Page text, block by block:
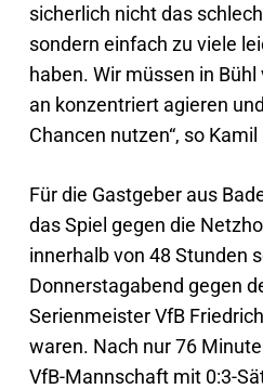
sicherlich nicht das
sondern einfach zu viele
haben. Wir müssen in
an konzentriert agieren
Chancen nutzen“, so
Für die Gastgeber aus
das Spiel gegen die
innerhalb von 48 Stunden
Donnerstagabend gegen
Serienmeister VfB
waren. Nach nur 76
VfB-Mannschaft mit 0:3-